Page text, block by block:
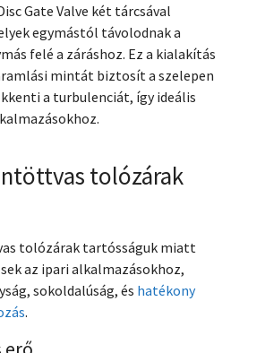
Gate Valve két tárcsával
egymástól távolodnak a
felé a záráshoz. Ez a kialakítás
mintát biztosít a szelepen
a turbulenciát, így ideális
tolózárak
tolózárak tartósságuk miatt
az ipari alkalmazásokhoz,
sokoldalúság, és hatékony
.